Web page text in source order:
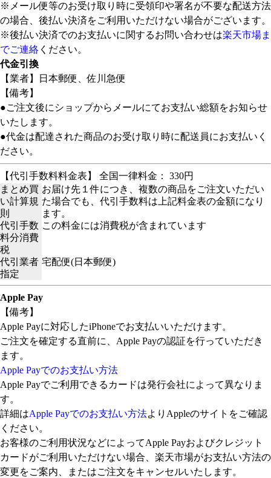
※メール便等のお受け取り時に受領印や署名が不要な配送方法
の場合、後払い決済をご利用いただけない場合がございます。
※後払い決済でのお支払いに関するお問い合わせは楽天市場ま
でご連絡 ください。
代金引換
【業者】日本郵便、佐川急便
【備考】
●ご注文後にショップからメールにてお支払い総額をお知らせ
いたします。
●代金は配達された商品のお受け取り時に配送員にお支払いく
ださい。
【代引手数料料金表】 全国一律料金： 330円
まとめ買
い計算規
則
お届け先１件につき、複数の商品をご注文いただい
た場合でも、代引手数料は上記料金表の金額になり
ます。
代引手数
料分消費
税
この料金には消費税が含まれています
代引業者
指定
宅配便(日本郵便)
Apple Pay
【備考】
Apple Payに対応したiPhoneでお支払いいただけます。
ご注文を確定する直前に、Apple Payの認証を行っていただき
ます。
Apple Payでのお支払い方法
Apple Payでご利用できるカードは発行会社によって異なりま
す。
詳細はApple Payでのお支払い方法よりAppleのサイトをご確認
ください。
お客様のご利用状況などによってApple Payおよびクレジット
カードがご利用いただけない場合、楽天市場がお支払い方法の
変更をご案内、またはご注文をキャンセルいたします。